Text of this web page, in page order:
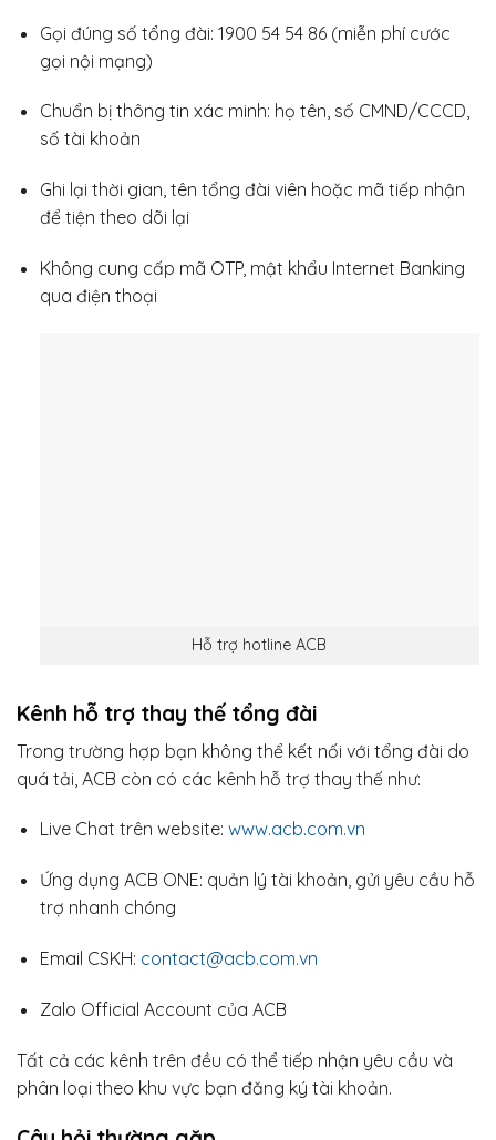
Gọi đúng số tổng đài: 1900 54 54 86 (miễn phí cước
gọi nội mạng)
Chuẩn bị thông tin xác minh: họ tên, số CMND/CCCD,
số tài khoản
Ghi lại thời gian, tên tổng đài viên hoặc mã tiếp nhận
để tiện theo dõi lại
Không cung cấp mã OTP, mật khẩu Internet Banking
qua điện thoại
Hỗ trợ hotline ACB
Kênh hỗ trợ thay thế tổng đài
Trong trường hợp bạn không thể kết nối với tổng đài do
quá tải, ACB còn có các kênh hỗ trợ thay thế như:
Live Chat trên website: www.acb.com.vn
Ứng dụng ACB ONE: quản lý tài khoản, gửi yêu cầu hỗ
trợ nhanh chóng
Email CSKH: contact@acb.com.vn
Zalo Official Account của ACB
Tất cả các kênh trên đều có thể tiếp nhận yêu cầu và
phân loại theo khu vực bạn đăng ký tài khoản.